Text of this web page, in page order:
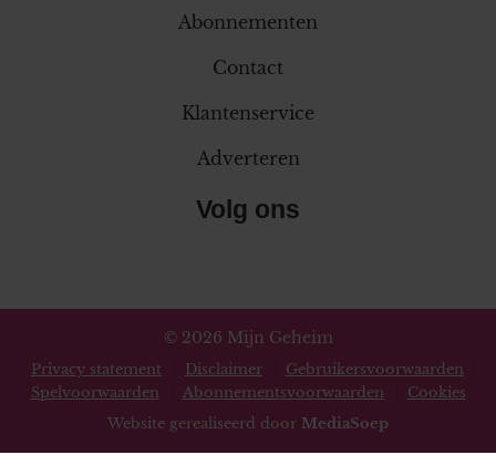
Abonnementen
Contact
Klantenservice
Adverteren
Volg ons
© 2026 Mijn Geheim
Privacy statement Disclaimer
Gebruikersvoorwaarden
Spelvoorwaarden
Abonnementsvoorwaarden
Cookies
Website gerealiseerd door MediaSoep